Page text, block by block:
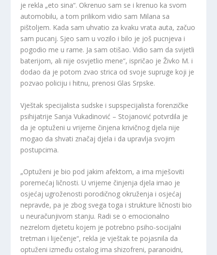
je rekla „eto sina“. Okrenuo sam se i krenuo ka svom
automobilu, a tom prilikom vidio sam Milana sa
pištoljem. Kada sam uhvatio za kvaku vrata auta, začuo
sam pucanj. Sjeo sam u vozilo i bilo je još pucnjeva i
pogodio me u rame. Ja sam otišao. Vidio sam da svijetli
baterijom, ali nije osvjetlio mene“, ispričao je Živko M. i
dodao da je potom zvao strica od svoje supruge koji je
pozvao policiju i hitnu, prenosi Glas Srpske.
Vještak specijalista sudske i supspecijalista forenzičke
psihijatrije Sanja Vukadinović – Stojanović potvrdila je
da je optuženi u vrijeme činjena krivičnog djela nije
mogao da shvati značaj djela i da upravlja svojim
postupcima.
„Optuženi je bio pod jakim afektom, a ima mješoviti
poremećaj ličnosti. U vrijeme činjenja djela imao je
osjećaj ugroženosti porodičnog okruženja i osjećaj
nepravde, pa je zbog svega toga i strukture ličnosti bio
u neuračunjivom stanju. Radi se o emocionalno
nezrelom djetetu kojem je potrebno psiho-socijalni
tretman i liječenje“, rekla je vještak te pojasnila da
optuženi između ostalog ima shizofreni, paranoidni,